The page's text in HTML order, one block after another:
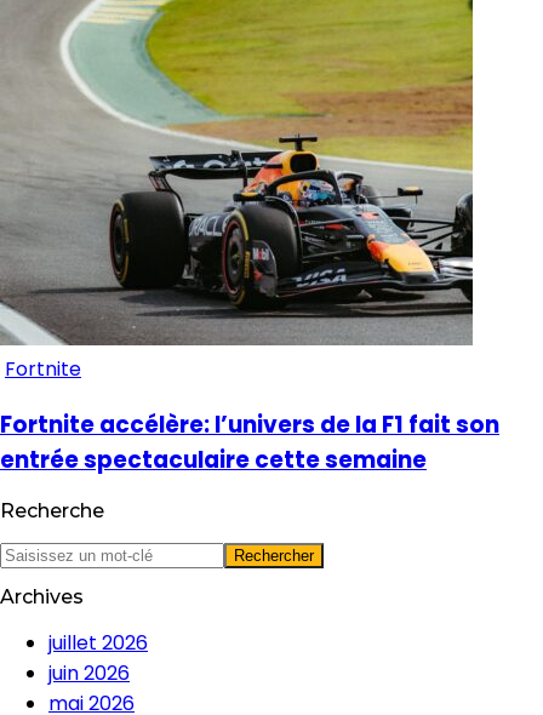
Fortnite
Fortnite accélère: l’univers de la F1 fait son
entrée spectaculaire cette semaine
Recherche
Archives
juillet 2026
juin 2026
mai 2026